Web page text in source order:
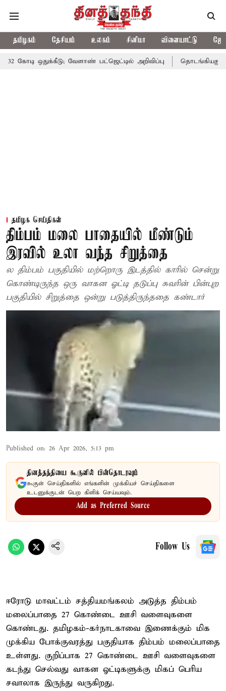
தமிழகம் தேசியம் உலகம் சினிமா விளையாட்டு
வேளாண் பட்ஜெட்டில் அறிவிப்பு தொடங்கியது தமிழக
தமிழக செய்திகள்
திம்பம் மலை பாதையில் மீண்டும்
இரவில் உலா வந்த சிறுத்தை
ல திம்பம் பகுதியில் மற்றொரு இடத்தில் காரில் சென்று
கொண்டிருந்த ஒரு வாகன ஓட்டி தடுப்பு சுவரின் பின்புற
பகுதியில் சிறுத்தை ஒன்று படுத்திருந்ததை கண்டார்
Published on: 26 Apr 2026, 5:13 pm
தினத்தந்தியை கூகுளில் பின்தொடரவும்
கூகுள் செய்திகளில் எங்களின் முக்கியச் செய்திகளை
உடனுக்குடன் பெற கிளிக் செய்யவும்.
Add as Preferred Source
Follow Us
ஈரோடு மாவட்டம் சத்தியமங்கலம் அடுத்த திம்பம்
மலைப்பாதை 27 கொண்டை ஊசி வளைவுகளை
கொண்டது. தமிழகம்-கர்நாடகாவை இணைக்கும் மிக
முக்கிய போக்குவரத்து பகுதியாக திம்பம் மலைப்பாதை
உள்ளது. குறிப்பாக 27 கொண்டை ஊசி வளைவுகளை
கடந்து செல்வது வாகன ஓட்டிகளுக்கு மிகப் பெரிய
சவாலாக இருந்து வருகிறது.